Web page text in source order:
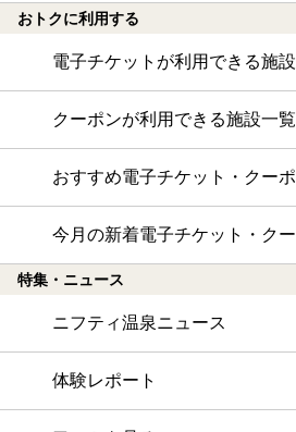
おトクに利用する
電子チケットが利用できる施
クーポンが利用できる施設一覧
おすすめ電子チケット・クー
今月の新着電子チケット・ク
特集・ニュース
ニフティ温泉ニュース
体験レポート